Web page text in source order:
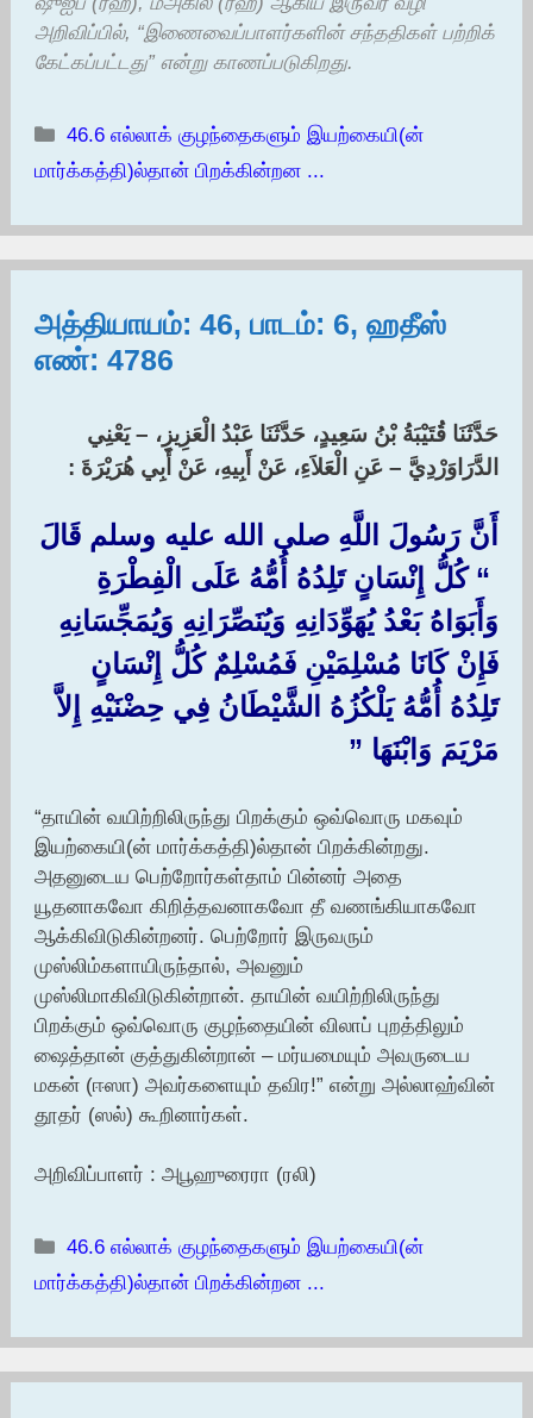
அறிவிப்பில், “இணைவைப்பாளர்களின் சந்ததிகள் பற்றிக்
கேட்கப்பட்டது” என்று காணப்படுகிறது.
Categories
46.6 எல்லாக் குழந்தைகளும் இயற்கையி(ன்
மார்க்கத்தி)ல்தான் பிறக்கின்றன ...
அத்தியாயம்: 46, பாடம்: 6, ஹதீஸ்
எண்: 4786
حَدَّثَنَا قُتَيْبَةُ بْنُ سَعِيدٍ، حَدَّثَنَا عَبْدُ الْعَزِيزِ، – يَعْنِي
الدَّرَاوَرْدِيَّ – عَنِ الْعَلاَءِ، عَنْ أَبِيهِ، عَنْ أَبِي هُرَيْرَةَ :‏
أَنَّ رَسُولَ اللَّهِ صلى الله عليه وسلم قَالَ
‏ “‏ كُلُّ إِنْسَانٍ تَلِدُهُ أُمُّهُ عَلَى الْفِطْرَةِ
وَأَبَوَاهُ بَعْدُ يُهَوِّدَانِهِ وَيُنَصِّرَانِهِ وَيُمَجِّسَانِهِ
فَإِنْ كَانَا مُسْلِمَيْنِ فَمُسْلِمٌ كُلُّ إِنْسَانٍ
تَلِدُهُ أُمُّهُ يَلْكُزُهُ الشَّيْطَانُ فِي حِضْنَيْهِ إِلاَّ
مَرْيَمَ وَابْنَهَا ‏”‏ ‏‏
“தாயின் வயிற்றிலிருந்து பிறக்கும் ஒவ்வொரு மகவும்
இயற்கையி(ன் மார்க்கத்தி)ல்தான் பிறக்கின்றது.
அதனுடைய பெற்றோர்கள்தாம் பின்னர் அதை
யூதனாகவோ கிறித்தவனாகவோ தீ வணங்கியாகவோ
ஆக்கிவிடுகின்றனர். பெற்றோர் இருவரும்
முஸ்லிம்களாயிருந்தால், அவனும்
முஸ்லிமாகிவிடுகின்றான். தாயின் வயிற்றிலிருந்து
பிறக்கும் ஒவ்வொரு குழந்தையின் விலாப் புறத்திலும்
ஷைத்தான் குத்துகின்றான் – மர்யமையும் அவருடைய
மகன் (ஈஸா) அவர்களையும் தவிர!” என்று அல்லாஹ்வின்
தூதர் (ஸல்) கூறினார்கள்.
அறிவிப்பாளர் : அபூஹுரைரா (ரலி)
Categories
46.6 எல்லாக் குழந்தைகளும் இயற்கையி(ன்
மார்க்கத்தி)ல்தான் பிறக்கின்றன ...